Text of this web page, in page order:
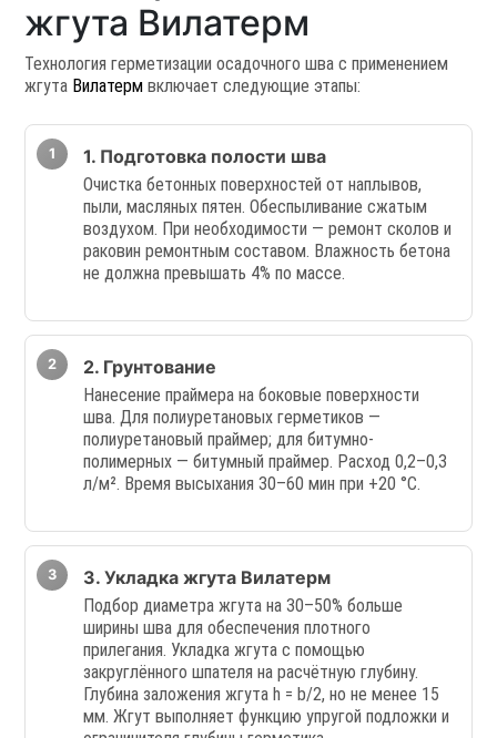
жгута Вилатерм
Технология герметизации осадочного шва с применением
жгута Вилатерм включает следующие этапы:
1. Подготовка полости шва
Очистка бетонных поверхностей от наплывов,
пыли, масляных пятен. Обеспыливание сжатым
воздухом. При необходимости — ремонт сколов и
раковин ремонтным составом. Влажность бетона
не должна превышать 4% по массе.
2. Грунтование
Нанесение праймера на боковые поверхности
шва. Для полиуретановых герметиков —
полиуретановый праймер; для битумно-
полимерных — битумный праймер. Расход 0,2–0,3
л/м². Время высыхания 30–60 мин при +20 °C.
3. Укладка жгута Вилатерм
Подбор диаметра жгута на 30–50% больше
ширины шва для обеспечения плотного
прилегания. Укладка жгута с помощью
закруглённого шпателя на расчётную глубину.
Глубина заложения жгута h = b/2, но не менее 15
мм. Жгут выполняет функцию упругой подложки и